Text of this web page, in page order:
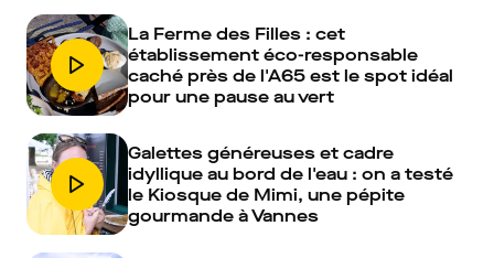
La Ferme des Filles : cet
établissement éco-responsable
caché près de l'A65 est le spot idéal
pour une pause au vert
Galettes généreuses et cadre
idyllique au bord de l'eau : on a testé
le Kiosque de Mimi, une pépite
gourmande à Vannes